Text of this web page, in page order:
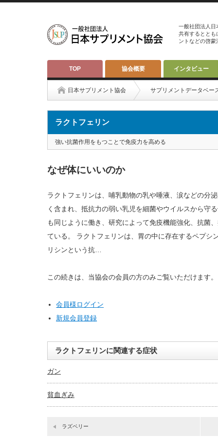
一般社団法人日
共有するととも
ントなどの啓蒙
TOP 協会概要 インタビュー
日本サプリメント協会 サプリメントデータベー
ラクトフェリン
強い抗菌作用をもつことで免疫力を高める
なぜ体にいいのか
ラクトフェリンは、哺乳動物の乳や唾液、涙などの分
く含まれ、抵抗力の弱い乳児を細菌やウイルスから守
も同じように働き、研究によって免疫機能強化、抗菌
ている。 ラクトフェリンは、胃の中に存在するペプシ
リシンという抗…
この続きは、当協会の会員の方のみご覧いただけます。
会員様ログイン
新規会員登録
ラクトフェリンに関連する症状
ガン
貧血ぎみ
ラズベリー